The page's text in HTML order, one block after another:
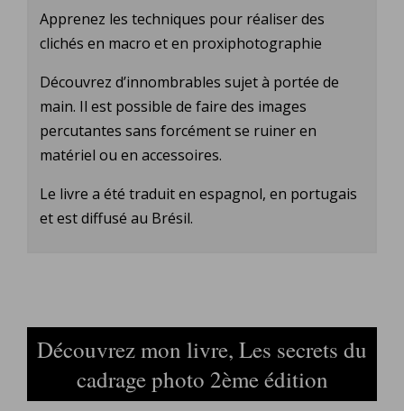
Apprenez les techniques pour réaliser des
clichés en macro et en proxiphotographie
Découvrez d’innombrables sujet à portée de
main. Il est possible de faire des images
percutantes sans forcément se ruiner en
matériel ou en accessoires.
Le livre a été traduit en espagnol, en portugais
et est diffusé au Brésil.
Découvrez mon livre, Les secrets du
cadrage photo 2ème édition